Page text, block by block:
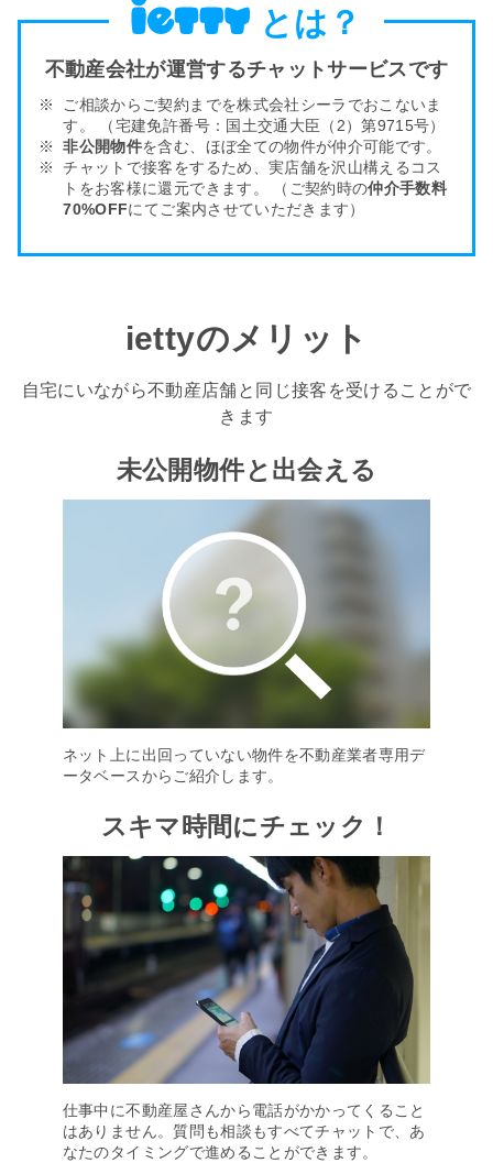
とは？
不動産会社が運営するチャットサービスです
ご相談からご契約までを株式会社シーラでおこないま
す。
（宅建免許番号：国土交通大臣（2）第9715号）
非公開物件を含む、ほぼ全ての物件が仲介可能です。
チャットで接客をするため、実店舗を沢山構える コス
トをお客様に還元できます。 （ご契約時の仲介手数料
70%OFFにてご案内させていただきます）
iettyのメリット
自宅にいながら不動産店舗と同じ接客を受けることがで
きます
未公開物件と出会える
ネット上に出回っていない物件を不動産業者専用デ
ータベースからご紹介します。
スキマ時間にチェック！
仕事中に不動産屋さんから電話がかかってくること
はありません。質問も相談もすべてチャットで、あ
なたのタイミングで進めることができます。